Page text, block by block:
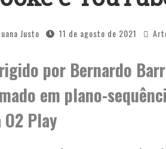
Justo 11 de agosto de 2021
por Bernardo
em plano-
O2 Play